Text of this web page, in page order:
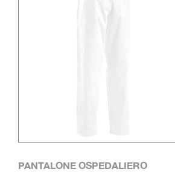
PANTALONE OSPEDALIERO